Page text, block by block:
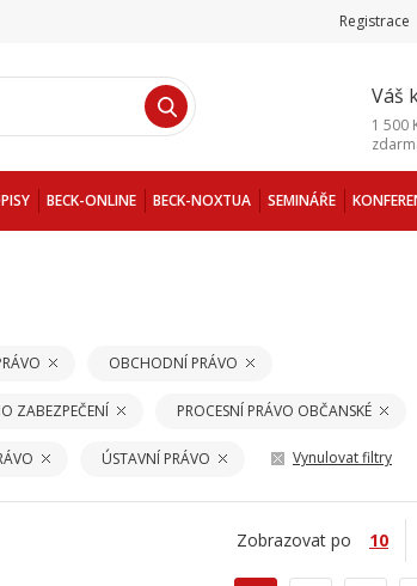
Registrace
Váš
1 500
BECK-ONLINE BECK-NOXTUA SEMINÁŘE
OBCHODNÍ PRÁVO
ZABEZPEČENÍ PROCESNÍ PRÁVO OBČANSKÉ
ÚSTAVNÍ PRÁVO Vynulovat filtry
Zobrazovat po 10